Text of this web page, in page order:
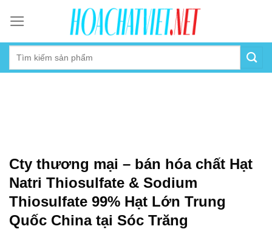
content
Cty thương mại – bán hóa chất Hạt
Natri Thiosulfate & Sodium
Thiosulfate 99% Hạt Lớn Trung
Quốc China tại Sóc Trăng